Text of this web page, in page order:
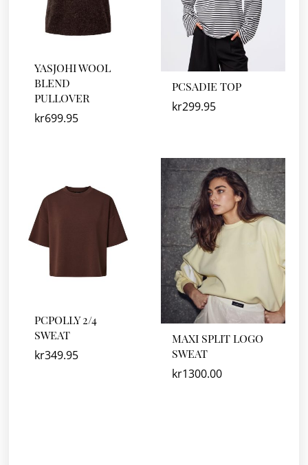
YASJOHI WOOL
BLEND
PULLOVER
kr699.95
PCSADIE TOP
kr299.95
PCPOLLY 2/4
SWEAT
kr349.95
MAXI SPLIT LOGO
SWEAT
kr1300.00